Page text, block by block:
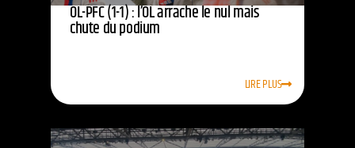
OL-PFC (1-1) : l’OL arrache le nul mais
chute du podium
LIRE PLUS